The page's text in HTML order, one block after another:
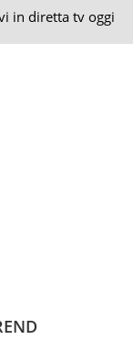
in diretta tv oggi